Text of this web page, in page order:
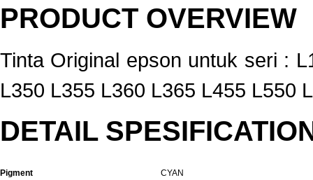
PRODUCT OVERVIEW
Tinta Original epson untuk seri :
L350 L355 L360 L365 L455 L550
DETAIL
Pigment CYAN